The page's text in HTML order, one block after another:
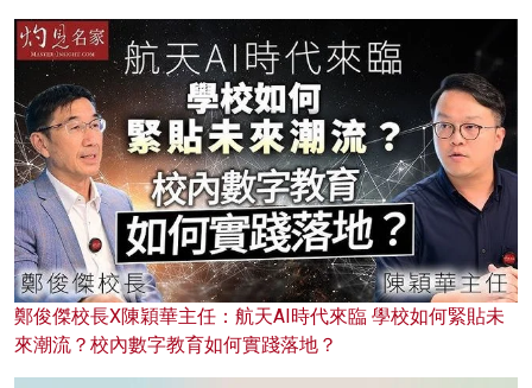
鄭俊傑校長X陳穎華主任：航天AI時代來臨 學校如何緊貼未
來潮流？校內數字教育如何實踐落地？